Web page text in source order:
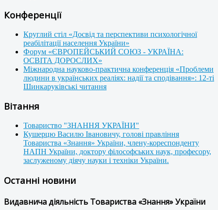
Конференції
Круглий стіл «Досвід та перспективи психологічної
реабілітації населення України»
Форум «ЄВРОПЕЙСЬКИЙ СОЮЗ - УКРАЇНА:
ОСВІТА ДОРОСЛИХ»
Міжнародна науково-практична конференція «Проблеми
людини в українських реаліях: надії та сподівання»: 12-ті
Шинкаруківські читання
Вітання
Товариство "ЗНАННЯ УКРАЇНИ"
Кушерцю Василю Івановичу, голові правління
Товариства «Знання» України, члену-кореспонденту
НАПН України, доктору філософських наук, професору,
заслуженому діячу науки і техніки України.
Останні новини
Видавнича діяльність Товариства «Знання» України